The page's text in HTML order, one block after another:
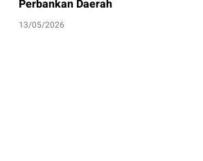
Perbankan Daerah
13/05/2026